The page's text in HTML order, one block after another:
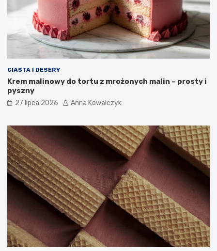
CIASTA I DESERY
Krem malinowy do tortu z mrożonych malin – prosty i
pyszny
27 lipca 2026 Anna Kowalczyk